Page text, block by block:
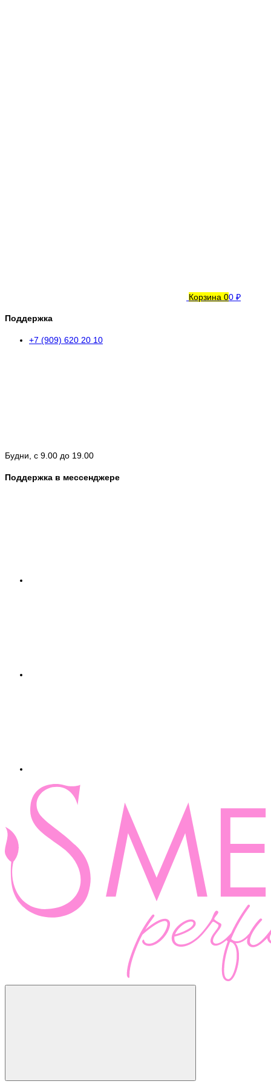
Корзина 00 ₽
Поддержка
+7 (909) 620 20 10
Будни, с 9.00 до 19.00
Поддержка в мессенджере